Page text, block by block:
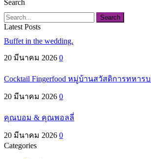
Search
Search
Latest Posts
Buffet in the wedding.
20 มีนาคม 2026 0
Cocktail Fingerfood หมู่บ้านสวัสดิการทหาร
20 มีนาคม 2026 0
คุณบอม & คุณพอลลี่
20 มีนาคม 2026 0
Categories